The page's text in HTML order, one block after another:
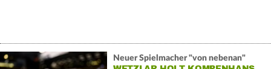
Neuer Spielmacher "von nebenan"